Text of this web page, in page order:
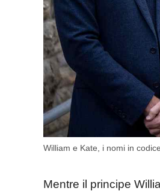
William e Kate, i nomi in
Mentre il principe